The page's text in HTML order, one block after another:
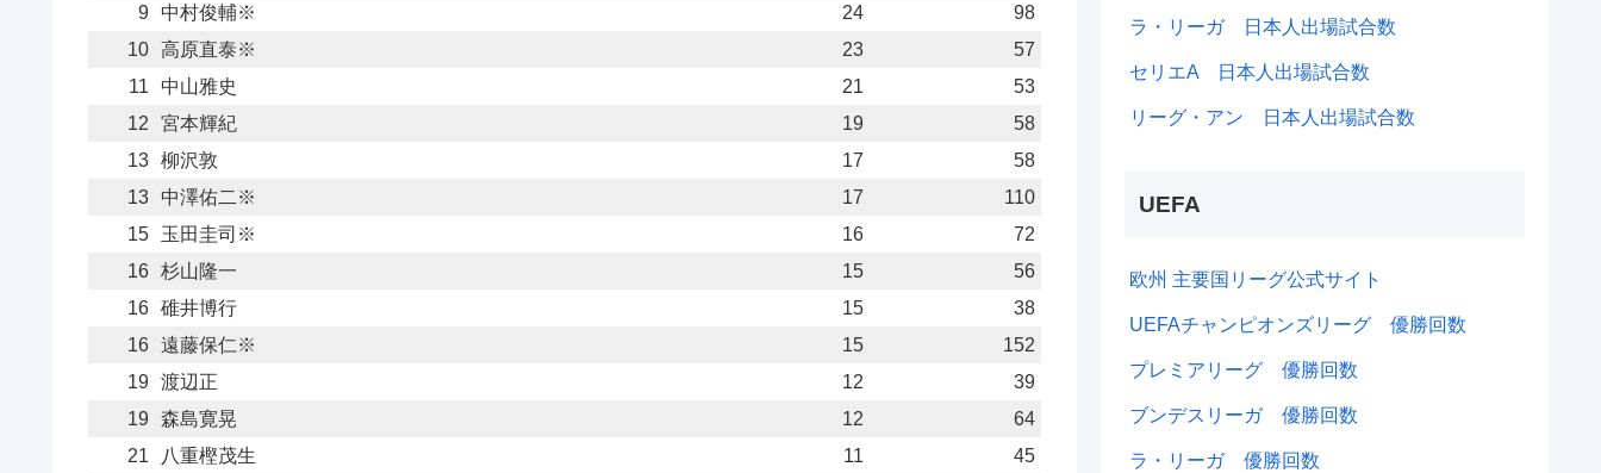
9
中村俊輔※ 24
98
10 高原直泰※ 23
57
11
中山雅史 21
53
12
宮本輝紀 19
58
13 柳沢敦 17
58
13
中澤佑二※ 17
110
15
玉田圭司※ 16
72
16 杉山隆一 15
56
16 碓井博行 15
38
16 遠藤保仁※ 15
152
19 渡辺正 12
39
19
森島寛晃 12
64
21
八重樫茂生 11
45
ラ・リーガ 日本人出場試合数
セリエA 日本人出場試合数
リーグ・アン 日本人出場試合数
UEFA
欧州 主要国リーグ公式サイト
UEFAチャンピオンズリーグ 優勝回数
プレミアリーグ 優勝回数
ブンデスリーガ 優勝回数
ラ・リーガ 優勝回数